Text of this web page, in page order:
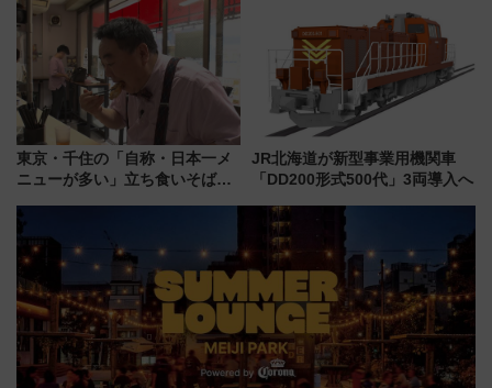
連検索数が前年比237％増、ナ
ショジオも認める『2026年に訪
れるべき世界の旅先』
渡航先TOP5とは？ 円安時代の
旅行術
東京・千住の「自称・日本一メ
ニューが多い」立ち食いそば屋
地のふらっと立ち食いそば』
7/27夜10時～放送
JR北海道が新型事業用機関車
「DD200形式500代」3両導入へ